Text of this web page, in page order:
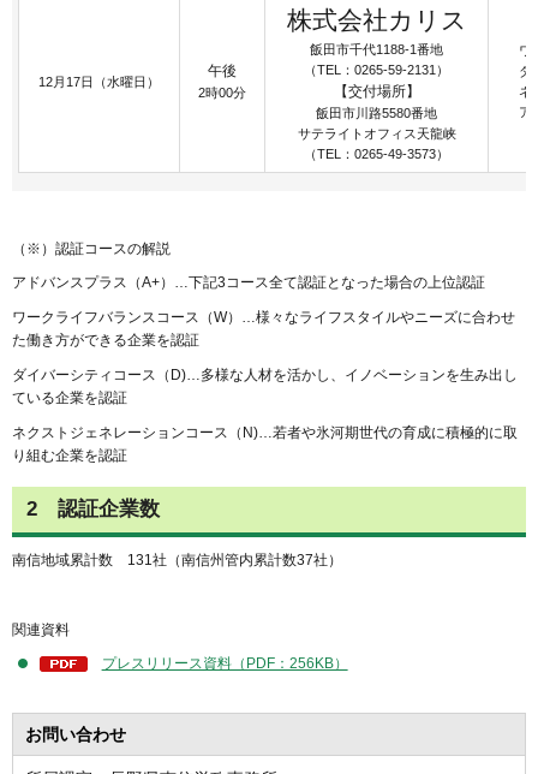
12月17日（水曜日）
午後
2時00分
株式会社カリス
飯田市千代1188-1番地
（TEL：0265-59-2131）
【交付場所】
飯田市川路5580番地
サテライトオフィス天龍峡
（TEL：0265-49-3573）
ワ
ダ
ネ
ア
（※）認証コースの解説
アドバンスプラス（A+）…下記3コース全て認証となった場合の上位認証
ワークライフバランスコース（W）…様々なライフスタイルやニーズに合わせ
た働き方ができる企業を認証
ダイバーシティコース（D)…多様な人材を活かし、イノベーションを生み出し
ている企業を認証
ネクストジェネレーションコース（N)…若者や氷河期世代の育成に積極的に取
り組む企業を認証
2 認証企業数
南信地域累計数 131社（南信州管内累計数37社）
関連資料
プレスリリース資料（PDF：256KB）
お問い合わせ